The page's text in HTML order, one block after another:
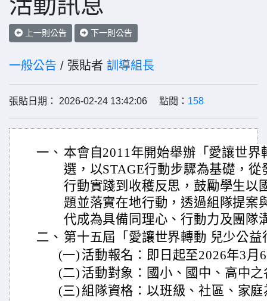
上一則公告 下一則公告
一般公告 / 張貼者 訓導組長
張貼日期： 2026-02-24 13:42:06 點閱： 158
一、 本會自2011年開始舉辦「愛讓世界
選，以STAGE行動步驟為基礎，
行動實踐到收穫反思，鼓勵學生以
題並落實在地行動，透過組隊提案
代成為具備同理心、行動力及團隊
二、 第十五屆「愛讓世界轉動 兒少公
(一) 活動報名：即日起至2026年3月
(二) 活動對象：國小、國中、高中
(三) 組隊資格：以班級、社區、家